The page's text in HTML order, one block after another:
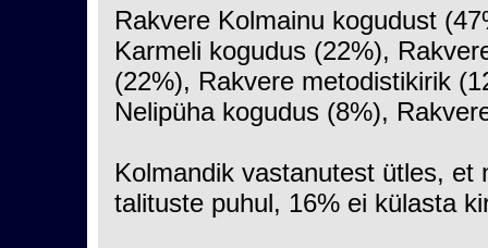
Rakvere Kolmainu kogudust
Karmeli kogudus (22%),
(22%), Rakvere metodistikirik
Nelipüha kogudus (8%),
Kolmandik vastanutest ütles, et
talituste puhul, 16% ei külasta